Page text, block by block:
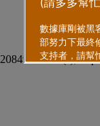
second(s), 3